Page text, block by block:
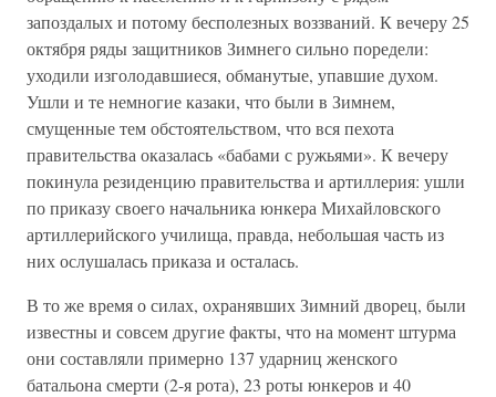
запоздалых и потому бесполезных воззваний. К вечеру 25
октября ряды защитников Зимнего сильно поредели:
уходили изголодавшиеся, обманутые, упавшие духом.
Ушли и те немногие казаки, что были в Зимнем,
смущенные тем обстоятельством, что вся пехота
правительства оказалась «бабами с ружьями». К вечеру
покинула резиденцию правительства и артиллерия: ушли
по приказу своего начальника юнкера Михайловского
артиллерийского училища, правда, небольшая часть из
них ослушалась приказа и осталась.
В то же время о силах, охранявших Зимний дворец, были
известны и совсем другие факты, что на момент штурма
они составляли примерно 137 ударниц женского
батальона смерти (2-я рота), 23 роты юнкеров и 40